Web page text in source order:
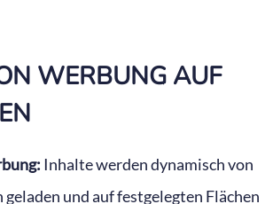
WERBUNG AUF
Inhalte werden dynamisch von
geladen und auf festgelegten Flächen